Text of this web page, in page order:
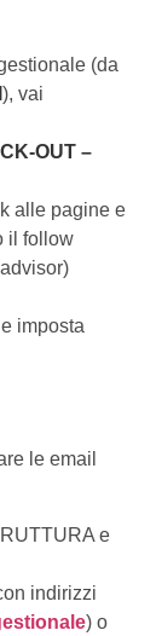
(da
), vai
OUT –
alle pagine e
il follow
imposta
le email
e
indirizzi
) o